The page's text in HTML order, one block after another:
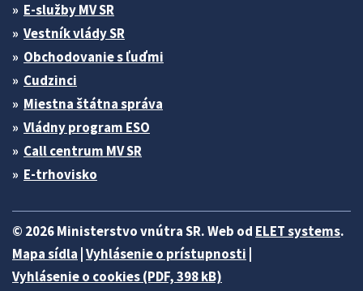
E-služby MV SR
Vestník vlády SR
Obchodovanie s ľuďmi
Cudzinci
Miestna štátna správa
Vládny program ESO
Call centrum MV SR
E-trhovisko
© 2026 Ministerstvo vnútra SR. Web od ELET systems.
Mapa sídla Vyhlásenie o prístupnosti
Vyhlásenie o cookies (PDF, 398 kB)